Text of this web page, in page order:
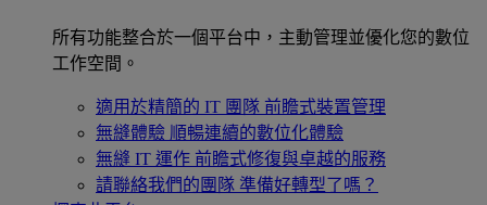
所有功能整合於一個平台中，主動管理並優化您的數位
工作空間。
適用於精簡的 IT 團隊 前瞻式裝置管理
無縫體驗 順暢連續的數位化體驗
無縫 IT 運作 前瞻式修復與卓越的服務
請聯絡我們的團隊 準備好轉型了嗎？